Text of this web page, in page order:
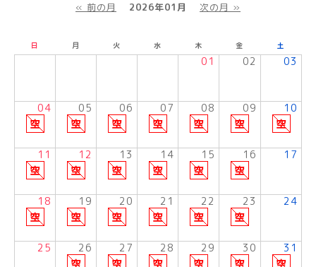
« 前の月 2026年01月 次の月 »
日 月 火 水 木 金 土
01 02 03
04 05 06 07 08 09 10
11 12 13 14 15 16 17
18 19 20 21 22 23 24
25 26 27 28 29 30 31